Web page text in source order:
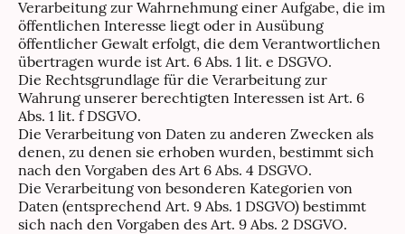
Verarbeitung zur Wahrnehmung einer Aufgabe, die im
öffentlichen Interesse liegt oder in Ausübung
öffentlicher Gewalt erfolgt, die dem Verantwortlichen
übertragen wurde ist Art. 6 Abs. 1 lit. e DSGVO.
Die Rechtsgrundlage für die Verarbeitung zur
Wahrung unserer berechtigten Interessen ist Art. 6
Abs. 1 lit. f DSGVO.
Die Verarbeitung von Daten zu anderen Zwecken als
denen, zu denen sie erhoben wurden, bestimmt sich
nach den Vorgaben des Art 6 Abs. 4 DSGVO.
Die Verarbeitung von besonderen Kategorien von
Daten (entsprechend Art. 9 Abs. 1 DSGVO) bestimmt
sich nach den Vorgaben des Art. 9 Abs. 2 DSGVO.